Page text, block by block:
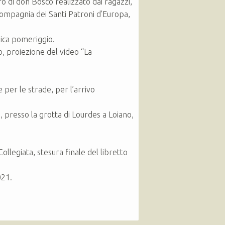
dei Santi Patroni d’Europa,
pomeriggio.
proiezione del video “La
per le strade, per l’arrivo
la grotta di Lourdes a Loiano,
stesura finale del libretto